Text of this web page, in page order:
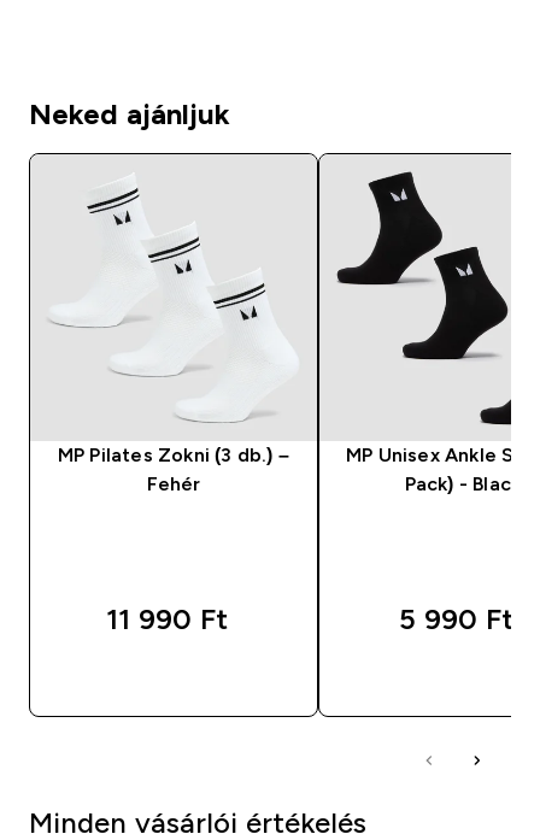
Neked ajánljuk
MP Pilates Zokni (3 db.) –
Fehér
11 990 Ft‎
MP Unisex Ankle
Pack) - Black
5 990 Ft‎
Minden vásárlói értékelés